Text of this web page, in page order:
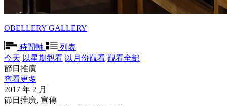
OBELLERY GALLERY
時間軸
列表
今天 以星期觀看 以月份觀看 觀看全部
節日推廣
查看更多
2017 年 2 月
節日推廣, 宣傳